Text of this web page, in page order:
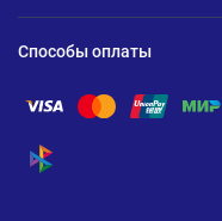
Способы оплаты
Помощь по оплате Visa
Помощь поПомощь
Помощь по оплате СБП